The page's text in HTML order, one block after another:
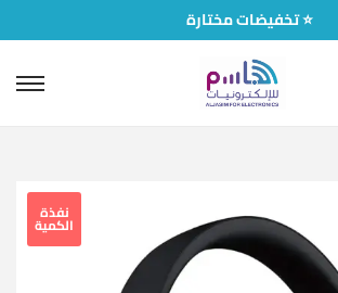
تخفيضات مختارة ⭐
نفذة
الكمية